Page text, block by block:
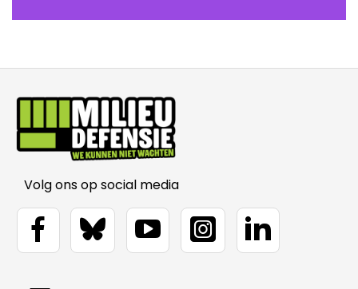
Volg ons op social media